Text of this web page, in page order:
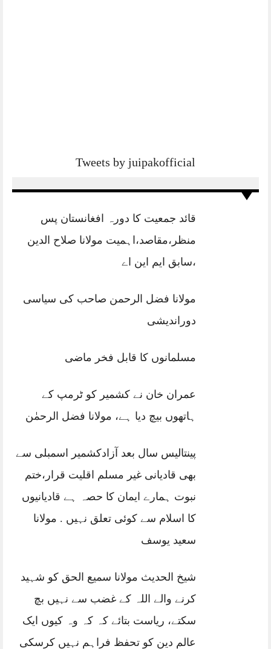
Tweets by juipakofficial
قائد جمعیت کا دورہ افغانستان پس
منظر،مقاصد،اہمیت مولانا صلاح الدین
،سابق ایم این اے
مولانا فضل الرحمن صاحب کی سیاسی
دوراندیشی
مسلمانوں کا قابل فخر ماضی
عمران خان نے کشمیر کو ٹرمپ کے
ہاتھوں بیچ دیا ہے، مولانا فضل الرحمٰن
پینتالیس سال بعد آزادکشمیر اسمبلی سے
بھی قادیانی غیر مسلم اقلیت قرار،ختم
نبوت ہمارے ایمان کا حصہ ہے قادیانیوں
کا اسلام سے کوئی تعلق نہیں . مولانا
سعید یوسف
شیخ الحدیث مولانا سمیع الحق کو شہید
کرنے والے اللہ کے غضب سے نہیں بچ
سکتے، ریاست بتائے کہ کہ وہ کیوں ایک
عالم دین کو تحفظ فراہم نہیں کرسکی